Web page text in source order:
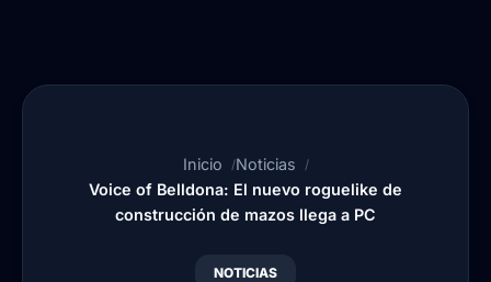
Inicio
Noticias
Voice of Belldona: El nuevo roguelike de
construcción de mazos llega a PC
NOTICIAS